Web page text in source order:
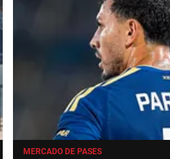
MERCADO DE PASES